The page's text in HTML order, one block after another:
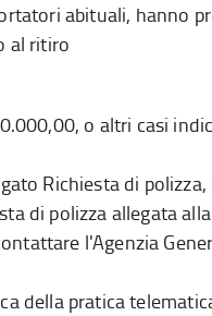
abituali, hanno
al ritiro
o altri casi
Richiesta di polizza,
di polizza allegata
l'Agenzia
della pratica